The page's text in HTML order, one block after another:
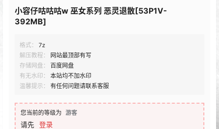
小容仔咕咕咕w 巫女系列 恶灵退散[53P1V-
392MB]
格式：
7z
解压教程：
网站最顶部有写
存储网盘：
百度网盘
有无水印：
本站均不加水印
温馨提示：
有任何问题请联系客服
您当前的等级为 游客
请先 登录